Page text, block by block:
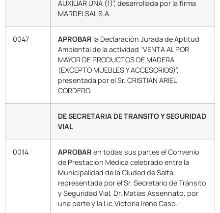
AUXILIAR UNA (1)”, desarrollada por la firma
MARDELSAL S.A.-
0047 APROBAR la Declaración Jurada de Aptitud
Ambiental de la actividad “VENTA AL POR
MAYOR DE PRODUCTOS DE MADERA
(EXCEPTO MUEBLES Y ACCESORIOS)”,
presentada por el Sr. CRISTIAN ARIEL
CORDERO.-
DE SECRETARIA DE TRANSITO Y SEGURIDAD
VIAL
0014 APROBAR en todas sus partes el Convenio
de Prestación Médica celebrado entre la
Municipalidad de la Ciudad de Salta,
representada por el Sr. Secretario de Tránsito
y Seguridad Vial, Dr. Matías Assennato, por
una parte y la Lic.Victoria Irene Caso.-